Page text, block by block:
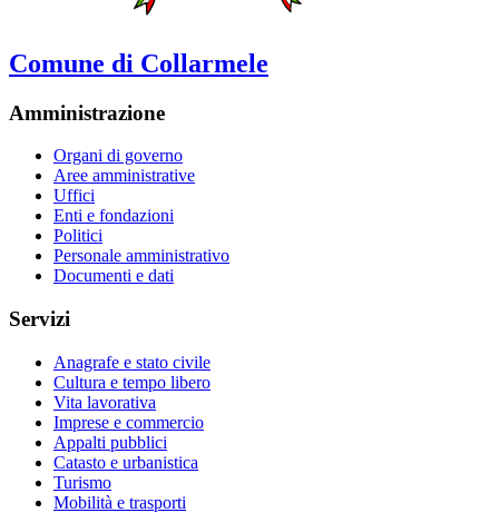
Comune di Collarmele
Amministrazione
Organi di governo
Aree amministrative
Uffici
Enti e fondazioni
Politici
Personale amministrativo
Documenti e dati
Servizi
Anagrafe e stato civile
Cultura e tempo libero
Vita lavorativa
Imprese e commercio
Appalti pubblici
Catasto e urbanistica
Turismo
Mobilità e trasporti